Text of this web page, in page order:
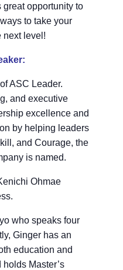
great opportunity to
to take your
next level!
ASC Leader.
and executive
excellence and
by helping leaders
and Courage, the
is named.
Ohmae
who speaks four
Ginger has an
education and
Master’s